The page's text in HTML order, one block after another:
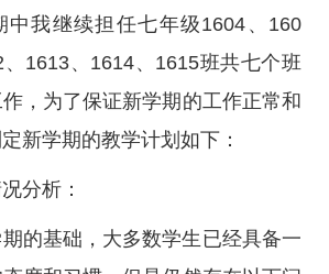
中我继续担任七年级1604、160
1613、1614、1615班共七个班
，为了保证新学期的工作正常和
新学期的教学计划如下：
分析：
的基础，大多数学生已经具备一